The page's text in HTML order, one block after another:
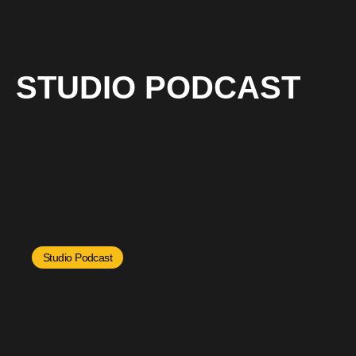
STUDIO PODCAST
Studio Podcast